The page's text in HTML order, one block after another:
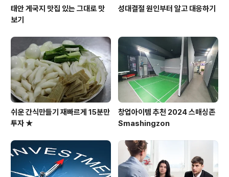
태안 게국지 맛집 있는 그대로 맛
보기
성대결절 원인부터 알고 대응하기
쉬운 간식만들기 재빠르게 15분만
투자 ★
창업아이템 추천 2024 스매싱존
Smashingzon